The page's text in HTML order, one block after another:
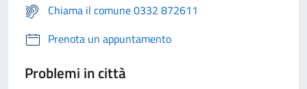
Chiama il comune 0332 872611
Prenota un appuntamento
Problemi in città